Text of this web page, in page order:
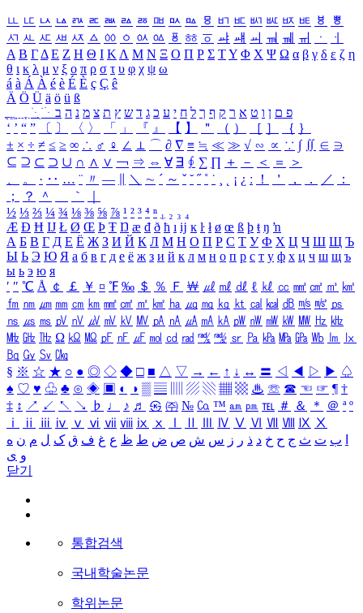
ㅥ ㅦ ㅧ ㅨ ㅩ ㅪ ㅫ ㅬ ㅭ ㅮ ㅯ ㅰ ㅱ ㅲ ㅳ ㅴ ㅵ ㅶ ㅷ ㅸ
ㅹ
ㅺ ㅻ ㅼ ㅽ ㅾ ㅿ ㆀ ㆁ ㆂ ㆃ ㆄ ㆅ ㆆ ㆇ ㆈ ㆉ ㆊ ㆋ ㆌ ㆍ
ㆎ
Α Β ΓΔ Ε Ζ Η Θ Ι ΚΛ Μ Ν Ξ Ο Π Ρ Σ ΤΥ Φ Χ Ψ Ω α β γ δ ε ζ η
θ ι κ λ μ ν ξ ο π ρ σ τ υ φ χ ψ ω
á à Á À é è É È ç Ç ê
Ä Ö Ü ä ö ü ß
ִֶֹ ֻּ ׁׂ פ ם ן ו ט א ר ק ף ך ל ח י ע כ ג ד ש ץ ת צ מ נ ה ב
‘ ’ “ ” 〔 〕 〈 〉 「 」 『 』 【 】 ＂ （ ） ［ ］ ｛ ｝
± × ÷ ≠ ≤ ≥ ∞ ∴ ♂ ♀ ∠ ⊥ ⌒ ∂ ∇ ≡ ≒ ≪ ≫ √ ∽ ∝ ∵ ∫ ∬ ∈ ∋
⊆ ⊇ ⊂ ⊃ ∪ ∩ ∧ ∨ ￢ ⇒ ⇔ ∀ ∃ ∮ ∑ ∏ ＋ － ＜ ＝
＞
、
。 · ‥ … ¨ 〃 ― ＼ ∼ ´ ～ ˇ ˘ ˝ ˚ ˙ ¸ ¡ ¿ ː ！ ＇ ， ． ／
：
；
？ ＾ ｀
½ ⅓ ⅔ ¼ ¾ ⅛ ⅜ ⅝ ⅞ ¹ ² ³ ⁴ ⁿ ₁ ₂ ₃ ₄
Æ Ð Ħ Ĳ Ł Ø Œ Þ Ŧ Ŋ æ đ ð ħ ı ĳ ĸ ŀ ł ø œ ß þ ŧ ŋ ŉ
А Б В Г Д Е Ё Ж З И Й К Л М Н О П Р С Т У Ф Х Ц Ч Ш Щ Ъ
Ы Ь Э Ю Я а б в г д е ё ж з и й к л м н о п р с т у ф х ц ч ш щ ъ
ы ь э ю я
′ ″ ℃ Å ￠ ￡ ￥ ¤ ℉ ‰ ＄ ％ Ｆ ￦ ㎕ ㎖ ㎗ ℓ ㎘ ㏄ ㎣ ㎤ ㎥ ㎦
㎙ ㎚ ㎛ ㎜ ㎝ ㎞ ㎟ ㎠ ㎡ ㎢ ㏊ ㎍ ㎎ ㎏ ㏏ ㎈ ㎉ ㏈ ㎧ ㎨ ㎰
㎱ ㎲ ㎳ ㎴ ㎵ ㎶ ㎷ ㎸ ㎹ ㎀ ㎁ ㎂ ㎃ ㎄ ㎺ ㎻ ㎽ ㎾ ㎿ ㎐ ㎑
㎒ ㎓ ㎔ Ω ㏀ ㏁ ㎊ ㎋ ㎌ ㏖ ㏅ ㎭ ㎮ ㎯ ㏛ ㎩ ㎪ ㎫ ㎬ ㏝ ㏐
㏓
㏃ ㏉ ㏜ ㏆
§ ※ ☆ ★ ○ ● ◎ ◇ ◆ □ ■ △ ▽ → ← ↑ ↓ ↔ 〓 ◁ ◀ ▷ ▶ ♤
♠ ♡ ♥ ♧ ♣ ⊙ ◈ ▣ ◐ ◑ ▒ ▤ ▨ ▧ ▦ ▩ ♨ ☏ ☎ ☜ ☞ ¶ †
‡ ↕ ↗ ↙ ↖ ↘ ♭ ♩ ♪ ♬ ㉿ ㈜ № ㏇ ™ ㏂ ㏘ ℡ ＃ ＆ ＊ ＠ ª º
ⅰ
ⅱ ⅲ ⅳ ⅴ ⅵ ⅶ ⅷ ⅸ ⅹ Ⅳ Ⅴ Ⅵ Ⅶ Ⅷ Ⅸ Ⅹ
ب ت ث ج ح خ د ذ ر ز س ش ص ض ط ظ ع غ ف ق ک ل م ن ه
و ی
닫기
통합검색
국내학술논문
학위논문